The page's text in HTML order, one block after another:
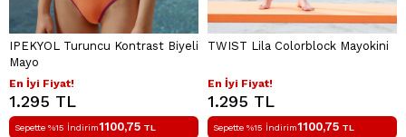
IPEKYOL Turuncu Kontrast Biyeli
Mayo
En İyi Fiyat!
1.295 TL
Sepette %15 İndirim1100,75 TL
TWIST Lila Colorblock Mayokini
En İyi Fiyat!
1.295 TL
Sepette %15 İndirim1100,75 TL